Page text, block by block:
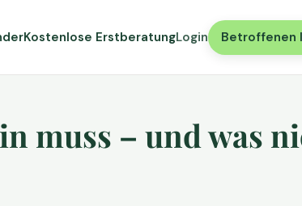
Kostenlose ErstberatungLogin Betroffenen
muss – und was